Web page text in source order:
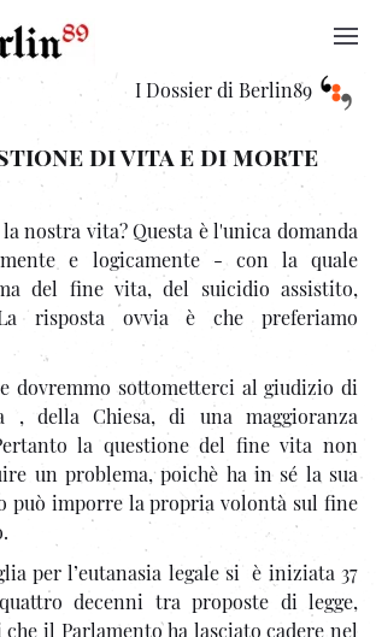
I Dossier di Berlin89
di vita e di morte
nostra vita? Questa è l'unica domanda
e logicamente - con la quale
del fine vita, del suicidio assistito,
risposta ovvia è che preferiamo
dovremmo sottometterci al giudizio di
, della Chiesa, di una maggioranza
la questione del fine vita non
un problema, poichè ha in sé la sua
può imporre la propria volontà sul fine
per l’eutanasia legale si è iniziata 37
decenni tra proposte di legge,
che il Parlamento ha lasciato cadere nel